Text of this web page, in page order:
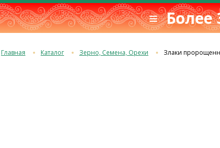
≡ Более
Главная Каталог Зерно, Семена, Орехи Злаки